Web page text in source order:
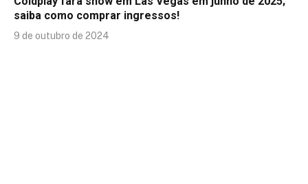
saiba como comprar ingressos!
9 de outubro de 2024